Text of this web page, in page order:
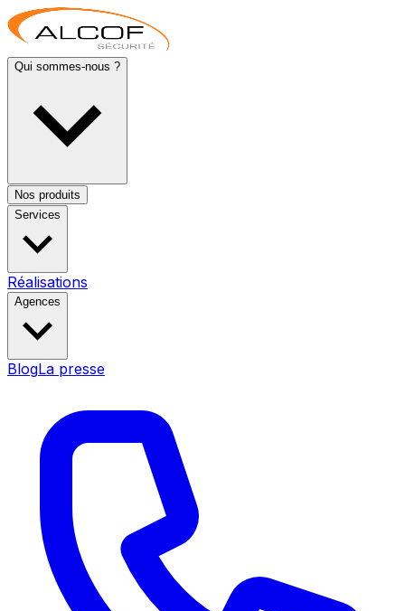
Qui sommes-nous ?
Nos produits
Services
Réalisations
Agences
BlogLa presse